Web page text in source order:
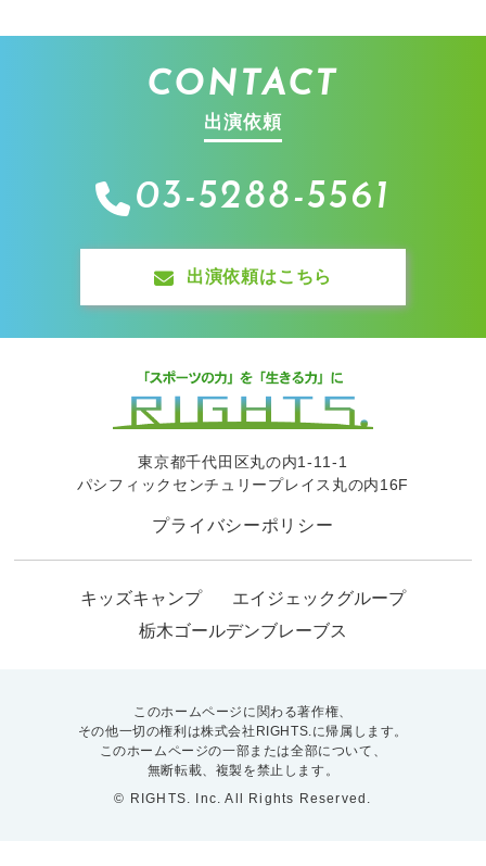
CONTACT
出演依頼
03-5288-5561
出演依頼はこちら
東京都千代田区丸の内1-11-1
パシフィックセンチュリープレイス丸の内16F
プライバシーポリシー
キッズキャンプ
エイジェックグループ
栃木ゴールデンブレーブス
このホームページに関わる著作権、
その他一切の権利は株式会社RIGHTS.に帰属します。
このホームページの一部または全部について、
無断転載、複製を禁止します。
© RIGHTS. Inc. All Rights Reserved.